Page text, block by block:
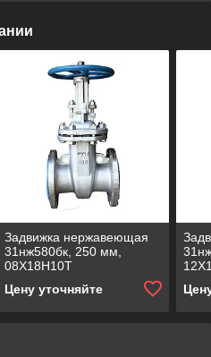
Задвижка нержавеющая
31нж580бк, 250 мм,
08Х18Н10Т
Цену уточняйте